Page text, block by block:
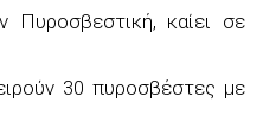
καίει σε
30 πυροσβέστες με